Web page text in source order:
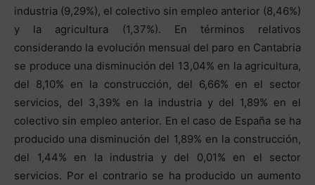
industria (9,29%), el colectivo sin empleo anterior (8,46%)
y la agricultura (1,37%). En términos relativos
considerando la evolución mensual del paro en Cantabria
se produce una disminución del 13,04% en la agricultura,
del 8,10% en la construcción, del 6,66% en el sector
servicios, del 3,39% en la industria y del 1,89% en el
colectivo sin empleo anterior. En el caso de España se ha
producido una disminución del 1,89% en la construcción,
del 1,44% en la industria y del 0,01% en el sector
servicios. Por el contrario se ha producido un aumento